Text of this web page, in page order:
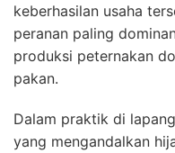
keberhasilan usaha
peranan paling
produksi peternakan
pakan.
Dalam praktik di
yang mengandalkan